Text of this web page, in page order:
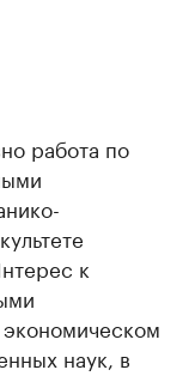
работа по
к
наук, в